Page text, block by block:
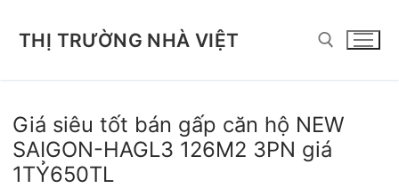
THỊ TRƯỜNG NHÀ VIỆT
Giá siêu tốt bán gấp căn hộ NEW
SAIGON-HAGL3 126M2 3PN giá
1TỶ650TL